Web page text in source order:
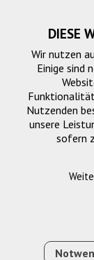
DIESE
Wir nutzen
Einige sind
Nutzenden
unsere
sofern